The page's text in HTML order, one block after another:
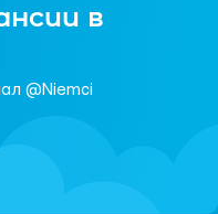
в
@Niemci